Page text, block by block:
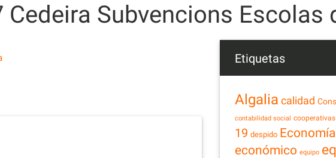
Cedeira Subvencions Escolas
Etiquetas
Algalia calidad
contabilidad social cooperativas
19 despido
económico equipo